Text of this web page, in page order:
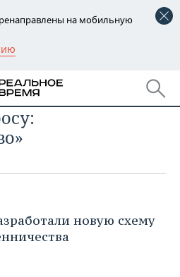
на мобильную
новую схему